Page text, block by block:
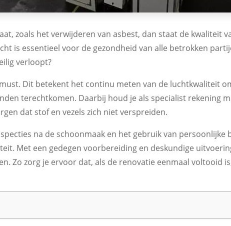
zoals het verwijderen van asbest, dan staat de kwaliteit
is essentieel voor de gezondheid van alle betrokken
verloopt?
Dit betekent het continu meten van de luchtkwaliteit
terechtkomen. Daarbij houd je als specialist rekening
dat stof en vezels zich niet verspreiden.
na de schoonmaak en het gebruik van persoonlijke
Met een gedegen voorbereiding en deskundige
Zo zorg je ervoor dat, als de renovatie eenmaal voltooid